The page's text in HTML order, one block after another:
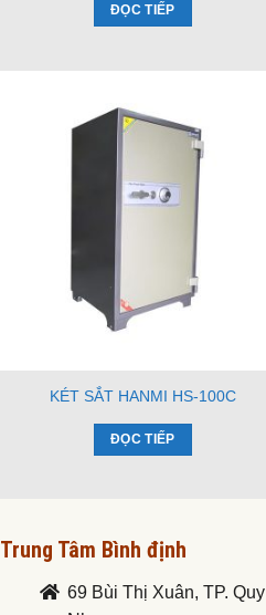
ĐỌC TIẾP
KÉT SẮT HANMI HS-100C
ĐỌC TIẾP
Trung Tâm Bình định
69 Bùi Thị Xuân, TP. Quy